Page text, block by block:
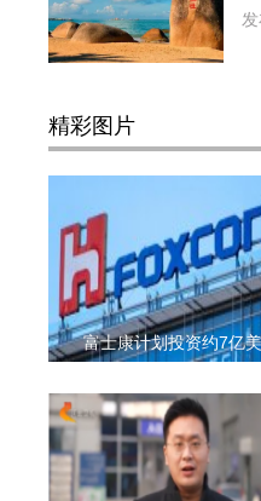
精彩图片
富士康计划投资约7亿